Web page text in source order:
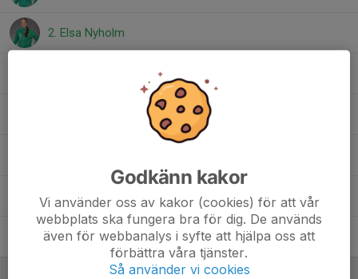
2. Elsa Nyholm
3. Märta Larsson
25. Natalia Kulenovic
Godkänn kakor
Vi använder oss av kakor (cookies) för att vår
webbplats ska fungera bra för dig. De används
även för webbanalys i syfte att hjälpa oss att
förbättra våra tjänster.
Så använder vi cookies